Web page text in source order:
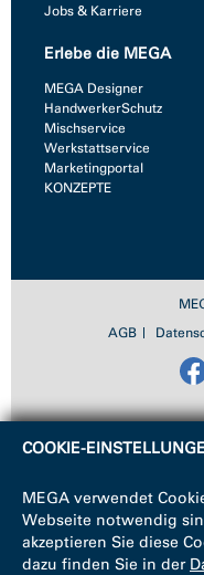
Jobs & Karriere
Erlebe die MEGA
MEGA Designer
HandwerkerSchutz
Mischservice
Werkstattservice
Marketingportal
KONZEPTE
AGB
COOKIE-
MEGA verwendet
Webseite notwendig
akzeptieren Sie diese
dazu finden Sie in der